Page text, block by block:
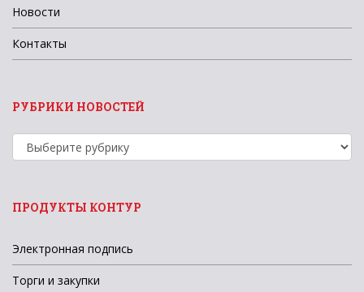
Новости
Контакты
РУБРИКИ НОВОСТЕЙ
Рубрики
новостей
ПРОДУКТЫ КОНТУР
Электронная подпись
Торги и закупки